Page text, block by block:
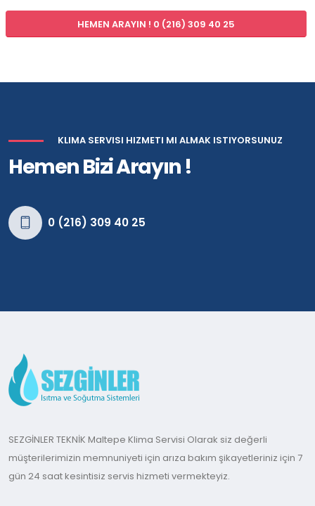
HEMEN ARAYIN ! 0 (216) 309 40 25
KLIMA SERVISI HIZMETI MI ALMAK ISTIYORSUNUZ
Hemen Bizi Arayın !
0 (216) 309 40 25
SEZGİNLER TEKNİK Maltepe Klima Servisi Olarak siz değerli
müşterilerimizin memnuniyeti için arıza bakım şikayetleriniz için 7
gün 24 saat kesintisiz servis hizmeti vermekteyiz.